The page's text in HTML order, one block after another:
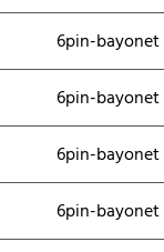
6pin-bayonet
6pin-bayonet
6pin-bayonet
6pin-bayonet